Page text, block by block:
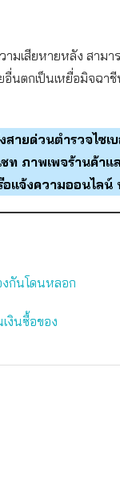
มเสียหายหลัง สามา
อื่นตกเป็นเหยื่อมิจฉา
สายด่วนตำรวจไซเ
ท ภาพเพจร้านค้าแ
แจ้งความออนไลน์
กันโดนหลอก
งินซื้อของ